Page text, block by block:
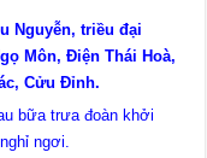
Nguyễn, triều đại
Môn, Điện Thái Hoà,
Cửu Đỉnh.
bữa trưa đoàn khởi
ngơi.